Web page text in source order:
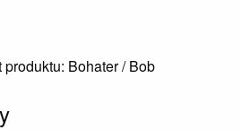
produktu: Bohater / Bob